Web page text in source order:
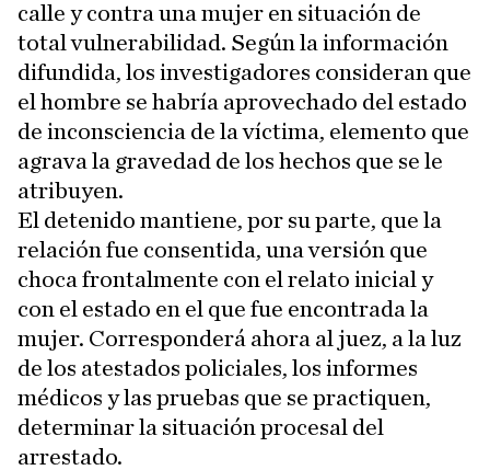
calle y contra una mujer en situación de
total vulnerabilidad. Según la información
difundida, los investigadores consideran que
el hombre se habría aprovechado del estado
de inconsciencia de la víctima, elemento que
agrava la gravedad de los hechos que se le
atribuyen.
El detenido mantiene, por su parte, que la
relación fue consentida, una versión que
choca frontalmente con el relato inicial y
con el estado en el que fue encontrada la
mujer. Corresponderá ahora al juez, a la luz
de los atestados policiales, los informes
médicos y las pruebas que se practiquen,
determinar la situación procesal del
arrestado.